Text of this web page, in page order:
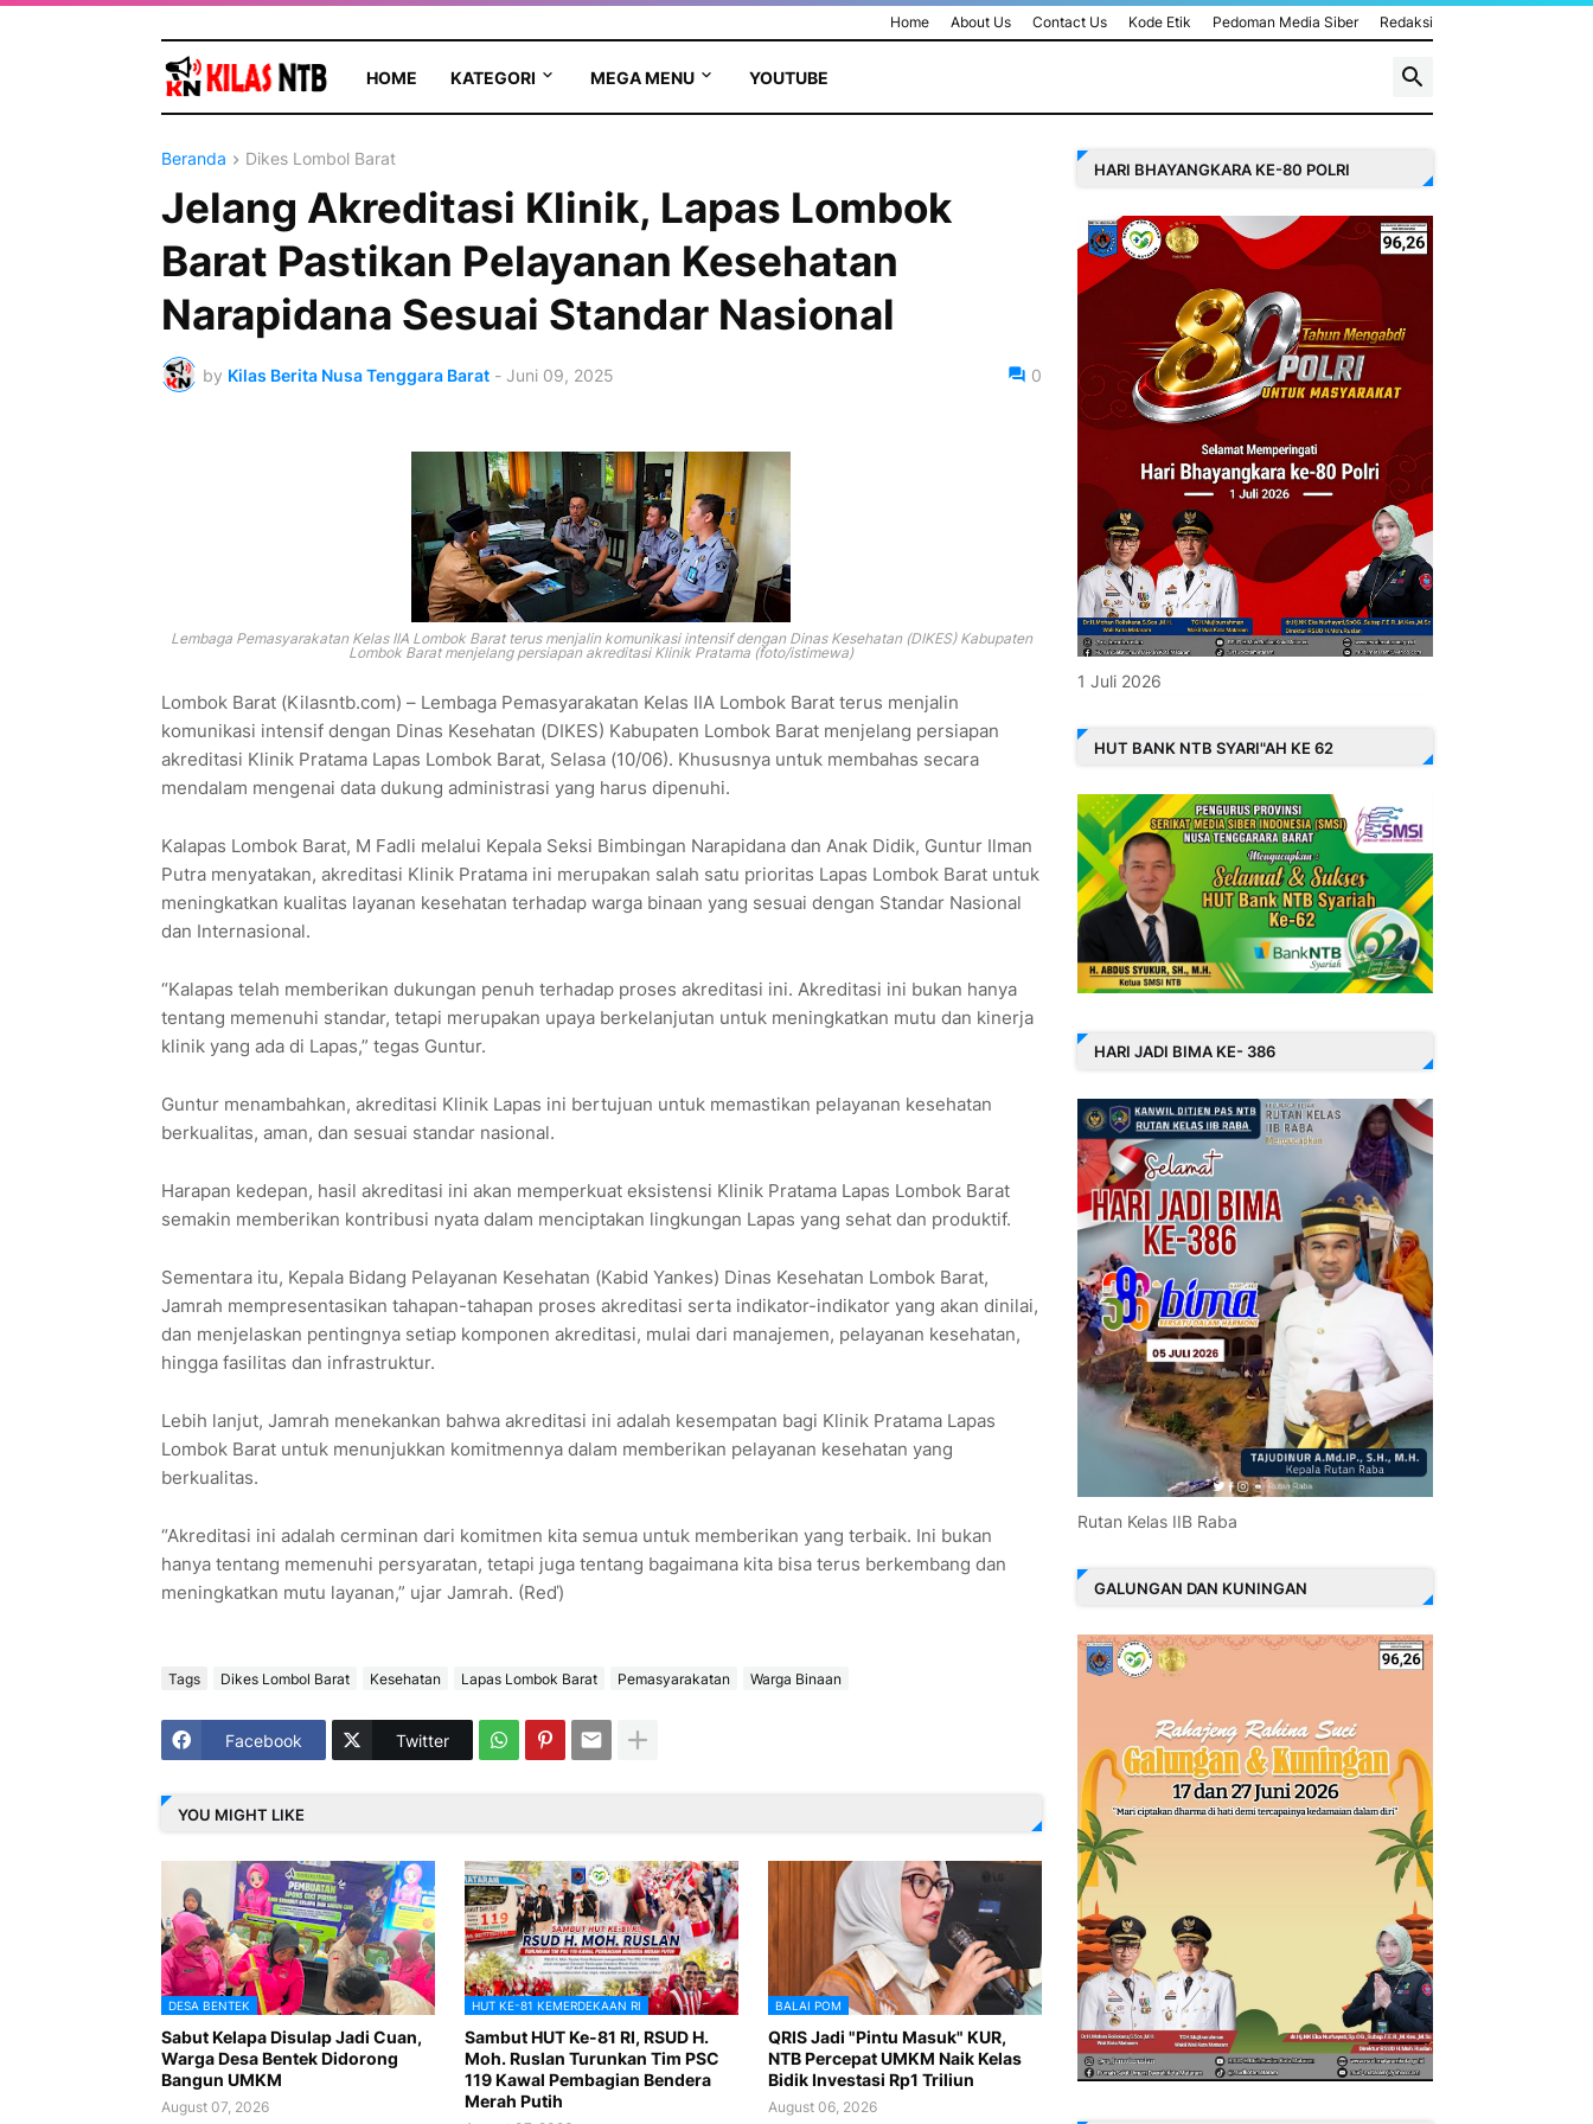
Home About Us Contact Us Kode Etik Pedoman Media Siber Redaksi
HOME KATEGORI MEGA MENU YOUTUBE
Beranda Dikes Lombol Barat
Jelang Akreditasi Klinik, Lapas Lombok
Barat Pastikan Pelayanan Kesehatan
Narapidana Sesuai Standar Nasional
by Kilas Berita Nusa Tenggara Barat - Juni 09, 2025 0
Lembaga Pemasyarakatan Kelas IIA Lombok Barat terus menjalin komunikasi intensif dengan Dinas Kesehatan (DIKES) Kabupaten
Lombok Barat menjelang persiapan akreditasi Klinik Pratama (foto/istimewa)
Lombok Barat (Kilasntb.com) – Lembaga Pemasyarakatan Kelas IIA Lombok Barat terus menjalin
komunikasi intensif dengan Dinas Kesehatan (DIKES) Kabupaten Lombok Barat menjelang persiapan
akreditasi Klinik Pratama Lapas Lombok Barat, Selasa (10/06). Khususnya untuk membahas secara
mendalam mengenai data dukung administrasi yang harus dipenuhi.
Kalapas Lombok Barat, M Fadli melalui Kepala Seksi Bimbingan Narapidana dan Anak Didik, Guntur Ilman
Putra menyatakan, akreditasi Klinik Pratama ini merupakan salah satu prioritas Lapas Lombok Barat untuk
meningkatkan kualitas layanan kesehatan terhadap warga binaan yang sesuai dengan Standar Nasional
dan Internasional.
“Kalapas telah memberikan dukungan penuh terhadap proses akreditasi ini. Akreditasi ini bukan hanya
tentang memenuhi standar, tetapi merupakan upaya berkelanjutan untuk meningkatkan mutu dan kinerja
klinik yang ada di Lapas,” tegas Guntur.
Guntur menambahkan, akreditasi Klinik Lapas ini bertujuan untuk memastikan pelayanan kesehatan
berkualitas, aman, dan sesuai standar nasional.
Harapan kedepan, hasil akreditasi ini akan memperkuat eksistensi Klinik Pratama Lapas Lombok Barat
semakin memberikan kontribusi nyata dalam menciptakan lingkungan Lapas yang sehat dan produktif.
Sementara itu, Kepala Bidang Pelayanan Kesehatan (Kabid Yankes) Dinas Kesehatan Lombok Barat,
Jamrah mempresentasikan tahapan-tahapan proses akreditasi serta indikator-indikator yang akan dinilai,
dan menjelaskan pentingnya setiap komponen akreditasi, mulai dari manajemen, pelayanan kesehatan,
hingga fasilitas dan infrastruktur.
Lebih lanjut, Jamrah menekankan bahwa akreditasi ini adalah kesempatan bagi Klinik Pratama Lapas
Lombok Barat untuk menunjukkan komitmennya dalam memberikan pelayanan kesehatan yang
berkualitas.
“Akreditasi ini adalah cerminan dari komitmen kita semua untuk memberikan yang terbaik. Ini bukan
hanya tentang memenuhi persyaratan, tetapi juga tentang bagaimana kita bisa terus berkembang dan
meningkatkan mutu layanan,” ujar Jamrah. (Reď)
Tags Dikes Lombol Barat Kesehatan Lapas Lombok Barat Pemasyarakatan Warga Binaan
Facebook Twitter
YOU MIGHT LIKE
DESA BENTEK
Sabut Kelapa Disulap Jadi Cuan,
Warga Desa Bentek Didorong
Bangun UMKM
August 07, 2026
HUT KE-81 KEMERDEKAAN RI
Sambut HUT Ke-81 RI, RSUD H.
Moh. Ruslan Turunkan Tim PSC
119 Kawal Pembagian Bendera
Merah Putih
BALAI POM
QRIS Jadi "Pintu Masuk" KUR,
NTB Percepat UMKM Naik Kelas
Bidik Investasi Rp1 Triliun
August 06, 2026
HARI BHAYANGKARA KE-80 POLRI
1 Juli 2026
HUT BANK NTB SYARI"AH KE 62
HARI JADI BIMA KE- 386
Rutan Kelas IIB Raba
GALUNGAN DAN KUNINGAN